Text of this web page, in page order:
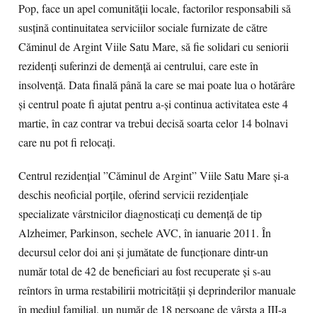
Pop, face un apel comunităţii locale, factorilor responsabili să
susţină continuitatea serviciilor sociale furnizate de către
Căminul de Argint Viile Satu Mare, să fie solidari cu seniorii
rezidenţi suferinzi de demenţă ai centrului, care este în
insolvenţă. Data finală până la care se mai poate lua o hotărâre
şi centrul poate fi ajutat pentru a-şi continua activitatea este 4
martie, în caz contrar va trebui decisă soarta celor 14 bolnavi
care nu pot fi relocaţi.
Centrul rezidențial ”Căminul de Argint” Viile Satu Mare și-a
deschis neoficial porțile, oferind servicii rezidențiale
specializate vârstnicilor diagnosticați cu demență de tip
Alzheimer, Parkinson, sechele AVC, în ianuarie 2011. În
decursul celor doi ani şi jumătate de funcţionare dintr-un
număr total de 42 de beneficiari au fost recuperate şi s-au
reîntors în urma restabilirii motricităţii şi deprinderilor manuale
în mediul familial, un număr de 18 persoane de vârsta a III-a